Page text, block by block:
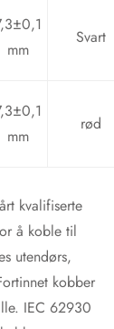
mm
Svart
mm
rød
kvalifiserte
å koble til
utendørs,
kobber
IEC 62930